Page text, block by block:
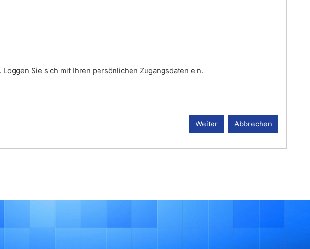
Sie sich mit Ihren persönlichen Zugangsdaten ein.
Weiter Abbrechen